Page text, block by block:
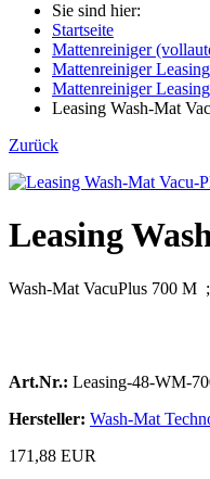
Sie sind hier:
Startseite
Mattenreiniger
Mattenreiniger Leasing
Mattenreiniger
Leasing Wash-Mat
Zurück
Leasing
Wash-Mat VacuPlus 700 M
Art.Nr.: Leasing-48-WM-
Hersteller: Wash-Mat
171,88 EUR